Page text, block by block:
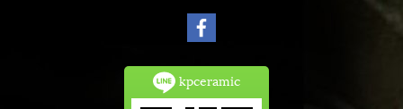
kpceramic